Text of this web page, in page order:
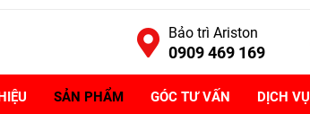
Bảo trì Ariston
0909 469 169
SẢN PHẨM GÓC TƯ VẤN DỊCH VỤ